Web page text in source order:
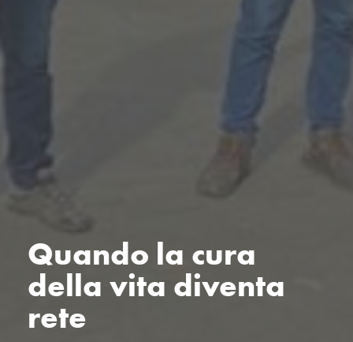
Quando la cura
della vita diventa
rete